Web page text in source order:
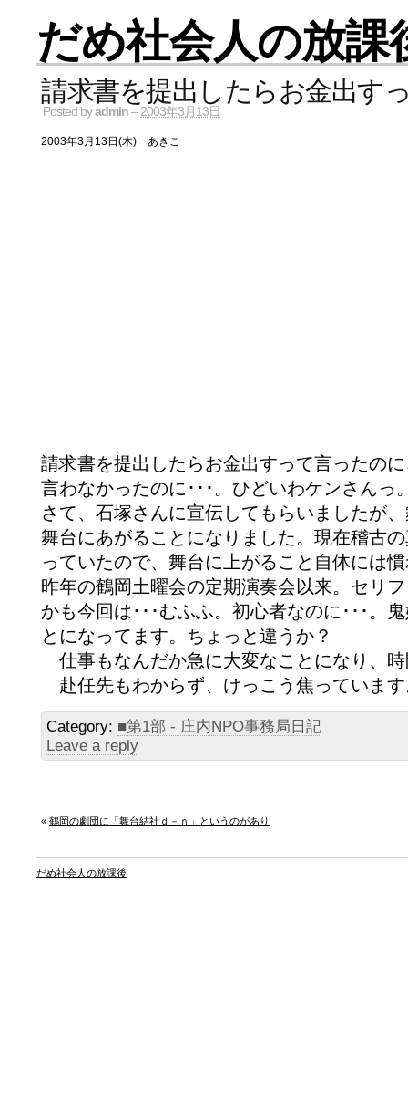
だめ社会人の放課
請求書を提出したらお金出す
Posted byadmin –2003年3月13日
2003年3月13日(木) あきこ
請求書を提出したらお金出すって言ったの
言わなかったのに･･･。ひどいわケンさんっ
さて、石塚さんに宣伝してもらいましたが
舞台にあがることになりました。現在稽古
っていたので、舞台に上がること自体には
昨年の鶴岡土曜会の定期演奏会以来。セリ
かも今回は･･･むふふ。初心者なのに･･･。
とになってます。ちょっと違うか？
仕事もなんだか急に大変なことになり、
赴任先もわからず、けっこう焦っていま
Category: ■第1部 - 庄内NPO事務局日記
Leave a reply
« 鶴岡の劇団に「舞台結社ｄ－ｎ」というのがあり
だめ社会人の放課後